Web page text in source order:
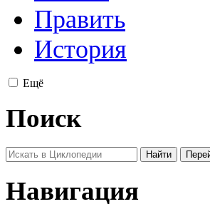
Править
История
Ещё
Поиск
Навигация